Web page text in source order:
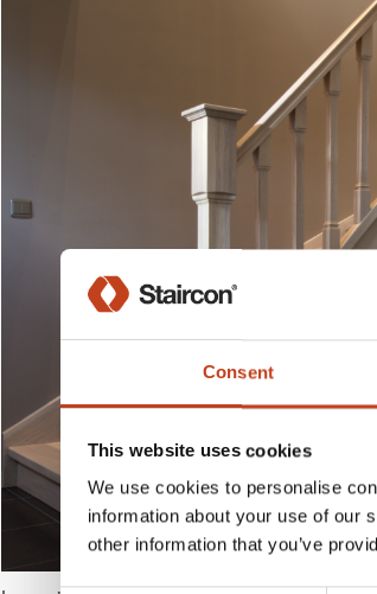
Consent
This website uses cookies
We use cookies to personalise
information about your use of our
other information that you’ve